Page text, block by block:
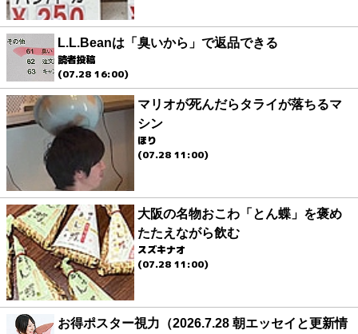
L.L.Beanは「臭いから」で返品できる
読者投稿
(07.28 16:00)
マリオが死んだらタライが落ちるマ
シン
ほり
(07.28 11:00)
大阪の名物おこわ「とん蝶」を褒め
たたえながら飲む
スズキナオ
(07.28 11:00)
お得ポスター視力（2026.7.28 朝エッセイと更新情